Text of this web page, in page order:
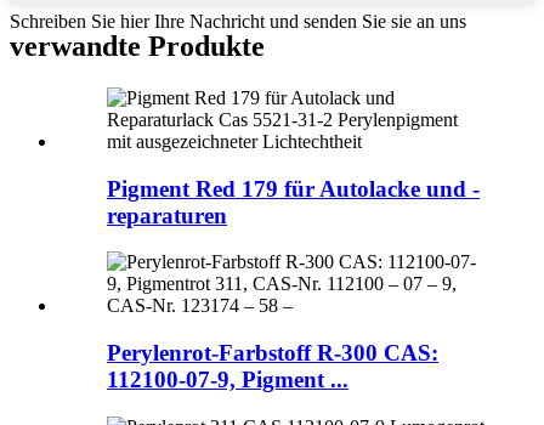
Schreiben Sie hier Ihre Nachricht und senden Sie sie an uns
verwandte Produkte
Pigment Red 179 für Autolacke und -
reparaturen
Perylenrot-Farbstoff R-300 CAS:
112100-07-9, Pigment ...